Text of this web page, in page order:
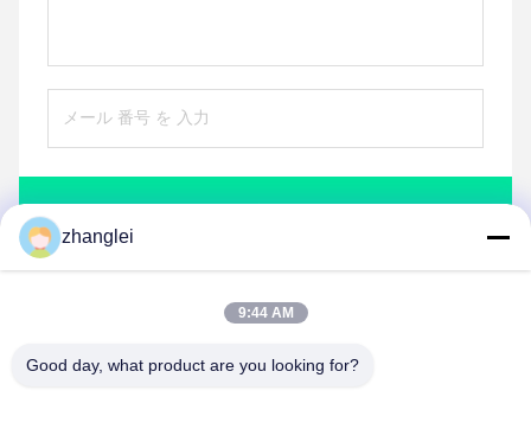
zhanglei
9:44 AM
Good day, what product are you looking for?